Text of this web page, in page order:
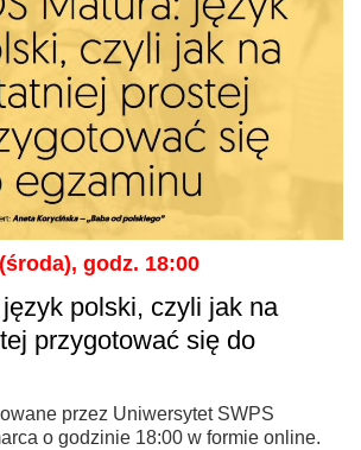
godz. 18:00
polski, czyli jak na
przygotować się do
przez Uniwersytet SWPS
o godzinie 18:00 w formie online.